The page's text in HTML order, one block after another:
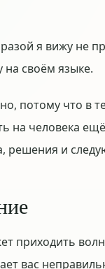
я вижу не
на своём языке.
потому что в
на человека
решения и
приходить
вас